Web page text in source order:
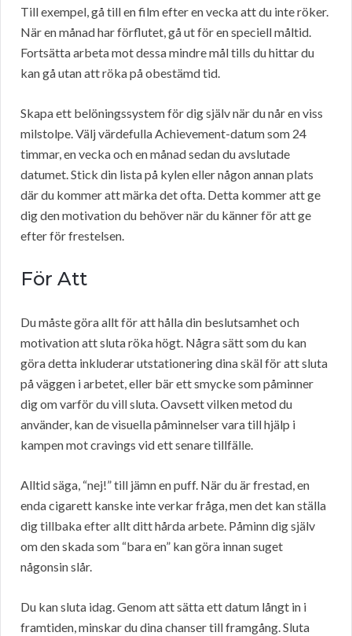
Till exempel, gå till en film efter en vecka att du inte röker.
När en månad har förflutet, gå ut för en speciell måltid.
Fortsätta arbeta mot dessa mindre mål tills du hittar du
kan gå utan att röka på obestämd tid.
Skapa ett belöningssystem för dig själv när du når en viss
milstolpe. Välj värdefulla Achievement-datum som 24
timmar, en vecka och en månad sedan du avslutade
datumet. Stick din lista på kylen eller någon annan plats
där du kommer att märka det ofta. Detta kommer att ge
dig den motivation du behöver när du känner för att ge
efter för frestelsen.
För Att
Du måste göra allt för att hålla din beslutsamhet och
motivation att sluta röka högt. Några sätt som du kan
göra detta inkluderar utstationering dina skäl för att sluta
på väggen i arbetet, eller bär ett smycke som påminner
dig om varför du vill sluta. Oavsett vilken metod du
använder, kan de visuella påminnelser vara till hjälp i
kampen mot cravings vid ett senare tillfälle.
Alltid säga, “nej!” till jämn en puff. När du är frestad, en
enda cigarett kanske inte verkar fråga, men det kan ställa
dig tillbaka efter allt ditt hårda arbete. Påminn dig själv
om den skada som “bara en” kan göra innan suget
någonsin slår.
Du kan sluta idag. Genom att sätta ett datum långt in i
framtiden, minskar du dina chanser till framgång. Sluta